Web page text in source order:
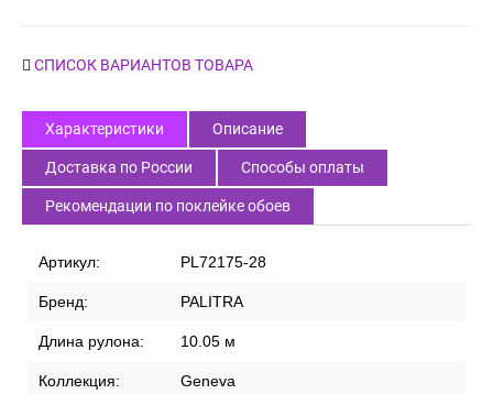
СПИСОК ВАРИАНТОВ ТОВАРА
Характеристики Описание
Доставка по России Способы оплаты
Рекомендации по поклейке обоев
Артикул: PL72175-28
Бренд: PALITRA
Длина рулона: 10.05 м
Коллекция: Geneva